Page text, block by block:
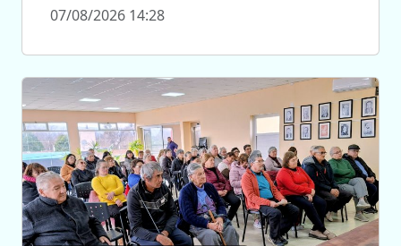
07/08/2026 14:28